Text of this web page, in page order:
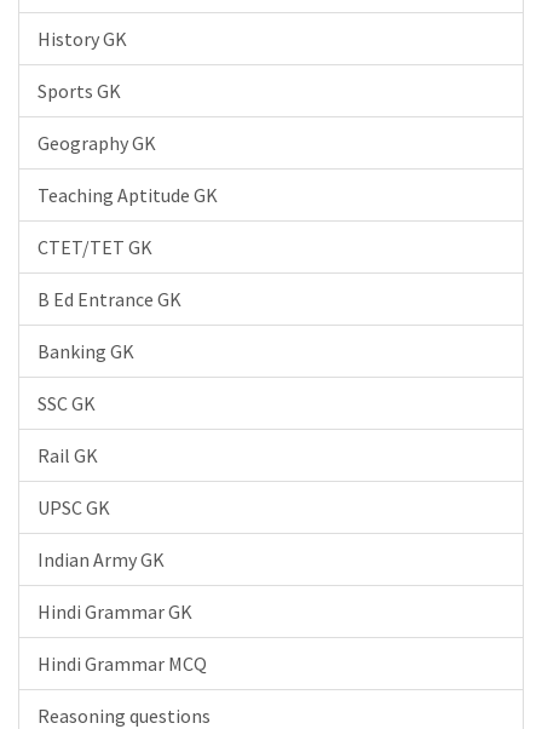
History GK
Sports GK
Geography GK
Teaching Aptitude GK
CTET/TET GK
B Ed Entrance GK
Banking GK
SSC GK
Rail GK
UPSC GK
Indian Army GK
Hindi Grammar GK
Hindi Grammar MCQ
Reasoning questions